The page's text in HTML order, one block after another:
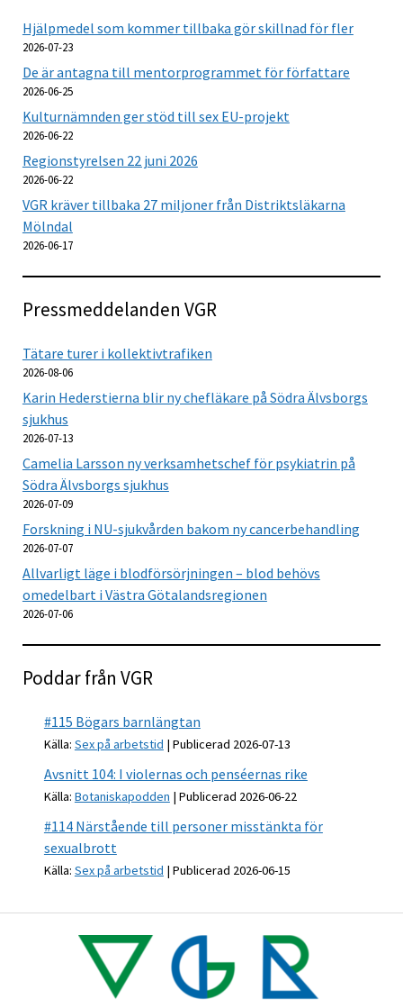
Hjälpmedel som kommer tillbaka gör skillnad för fler
2026-07-23
De är antagna till mentorprogrammet för författare
2026-06-25
Kulturnämnden ger stöd till sex EU-projekt
2026-06-22
Regionstyrelsen 22 juni 2026
2026-06-22
VGR kräver tillbaka 27 miljoner från Distriktsläkarna
Mölndal
2026-06-17
Pressmeddelanden VGR
Tätare turer i kollektivtrafiken
2026-08-06
Karin Hederstierna blir ny chefläkare på Södra Älvsborgs
sjukhus
2026-07-13
Camelia Larsson ny verksamhetschef för psykiatrin på
Södra Älvsborgs sjukhus
2026-07-09
Forskning i NU-sjukvården bakom ny cancerbehandling
2026-07-07
Allvarligt läge i blodförsörjningen – blod behövs
omedelbart i Västra Götalandsregionen
2026-07-06
Poddar från VGR
#115 Bögars barnlängtan
Källa: Sex på arbetstid Publicerad 2026-07-13
Avsnitt 104: I violernas och penséernas rike
Källa: Botaniskapodden Publicerad 2026-06-22
#114 Närstående till personer misstänkta för
sexualbrott
Källa: Sex på arbetstid Publicerad 2026-06-15